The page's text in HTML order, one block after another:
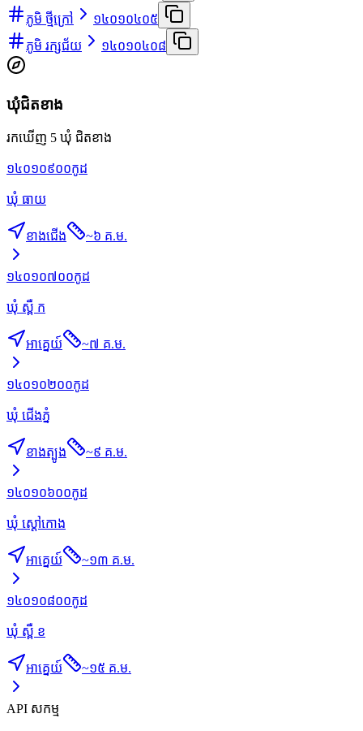
ភូមិ ថ្មីក្រៅ
១៤០១០៤០៥
ភូមិ រក្សជ័យ
១៤០១០៤០៨
ឃុំជិតខាង
រកឃើញ 5 ឃុំ ជិតខាង
១៤០១០៩០០កូដ
ឃុំ ធាយ
ខាងជើង ~៦ គ.ម.
១៤០១០៧០០កូដ
ឃុំ ស្ពឺ ក
អាគ្នេយ៍ ~៧ គ.ម.
១៤០១០២០០កូដ
ឃុំ ជើងភ្នំ
ខាងត្បូង ~៩ គ.ម.
១៤០១០៦០០កូដ
ឃុំ ស្ដៅកោង
អាគ្នេយ៍ ~១៣ គ.ម.
១៤០១០៨០០កូដ
ឃុំ ស្ពឺ ខ
អាគ្នេយ៍ ~១៥ គ.ម.
API សកម្ម